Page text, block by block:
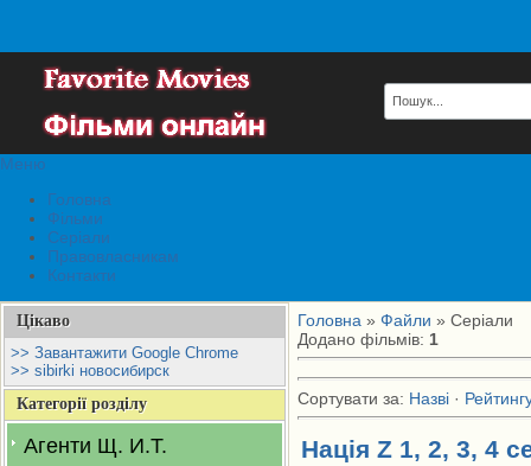
Меню
Головна
Фільми
Серіали
Правовласникам
Контакти
Цікаво
>> Завантажити Google Chrome
>> sibirki новосибирск
Категорії розділу
Агенти Щ. И.Т.
Головна » Файли » Серіали
Додано фільмів: 1
Сортувати за: Назві ·
Нація Z 1, 2, 3, 4